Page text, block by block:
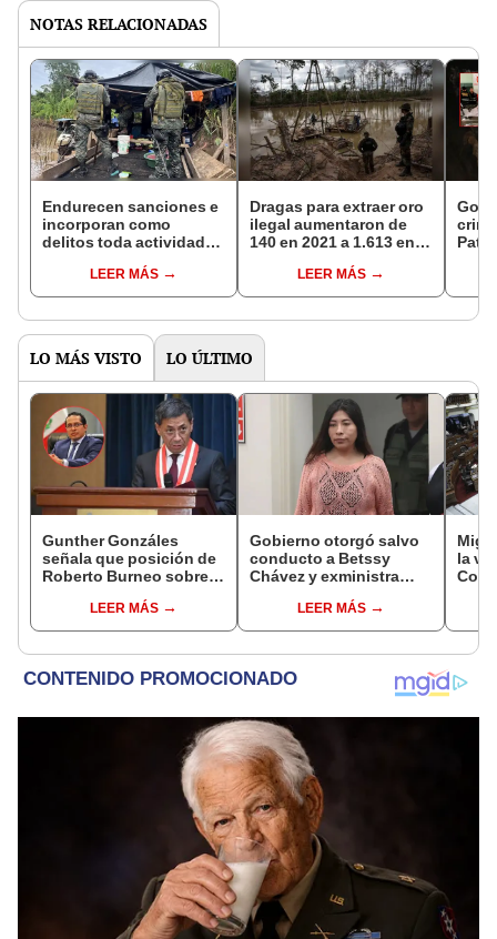
NOTAS RELACIONADAS
Endurecen sanciones e
incorporan como
delitos toda actividad
LEER MÁS
Dragas para extraer oro
ilegal aumentaron de
140 en 2021 a 1.613 en
LEER MÁS
LO MÁS VISTO LO ÚLTIMO
Gunther Gonzáles
señala que posición de
Roberto Burneo sobre
Aliaga no representan al
JNE
LEER MÁS
Gobierno otorgó salvo
conducto a Betssy
Chávez y exministra
madrugadaLEER MÁS
la